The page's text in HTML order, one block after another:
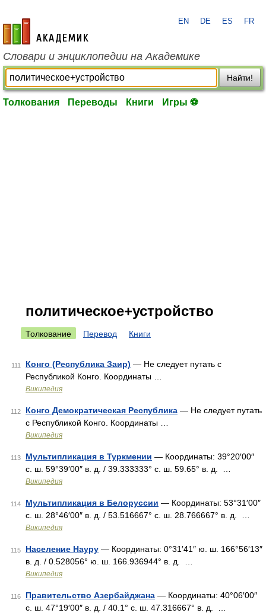
academic.ru
EN DE ES FR
Словари и энциклопедии на Академике
Найти!
Толкования Переводы Книги Игры ⚽
политическое+устройство
Толкование Перевод Книги
111 Конго (Республика Заир) — Не следует путать с
Республикой Конго. Координаты …
Википедия
112 Конго Демократическая Республика — Не следует путать
с Республикой Конго. Координаты …
Википедия
113 Мультипликация в Туркмении — Координаты: 39°20′00″
с. ш. 59°39′00″ в. д. / 39.333333° с. ш. 59.65° в. д. …
Википедия
114 Мультипликация в Белоруссии — Координаты: 53°31′00″
с. ш. 28°46′00″ в. д. / 53.516667° с. ш. 28.766667° в. д. …
Википедия
115 Население Науру — Координаты: 0°31′41″ ю. ш. 166°56′13″
в. д. / 0.528056° ю. ш. 166.936944° в. д. …
Википедия
116 Правительство Азербайджана — Координаты: 40°06′00″
с. ш. 47°19′00″ в. д. / 40.1° с. ш. 47.316667° в. д. …